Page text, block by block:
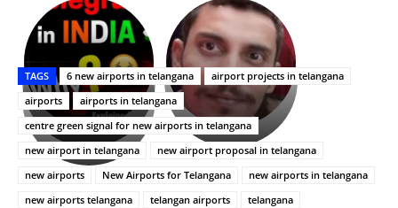
భగవంతుని
ప్రసాదం
తీర్థం..తులసీదళం
లేకుండా
అసంపూర్ణం
కేజీఎఫ్
సినిమాతో
పాన్
ఇండియా
స్టార్
హీరోయిన్‏గా
శ్రీనిధి
శెట్టి.
Upasana:
భర్తపై
రివెంజ్
తీర్చుకున్న
ఉపాసన..
పాపం
రామ్
చరణ్
TAGS 6 new airports in telangana
airport projects in telangana
airports
airports in telangana
centre green signal for new airports in telangana
new airport in telangana
new airport proposal in telangana
new airports
New Airports for Telangana
new airports in telangana
new airports telangana
telangan airports
telangana